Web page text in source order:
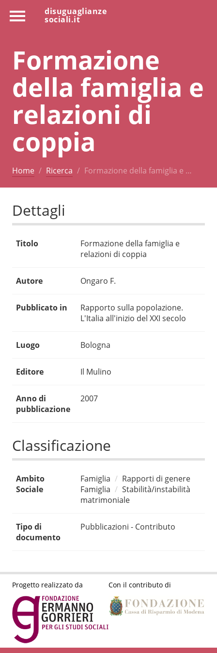
disuguaglianze
sociali.it
Formazione
della famiglia e
relazioni di
coppia
Home Ricerca Formazione della famiglia e …
Dettagli
Titolo
Formazione della famiglia e
relazioni di coppia
Autore Ongaro F.
Pubblicato in
Rapporto sulla popolazione.
L'Italia all'inizio del XXI secolo
Luogo Bologna
Editore Il Mulino
Anno di
pubblicazione
2007
Classificazione
Ambito
Sociale
Famiglia
Rapporti di genere
Famiglia
Stabilità/instabilità
matrimoniale
Tipo di
documento
Pubblicazioni - Contributo
Progetto realizzato da Con il contributo di